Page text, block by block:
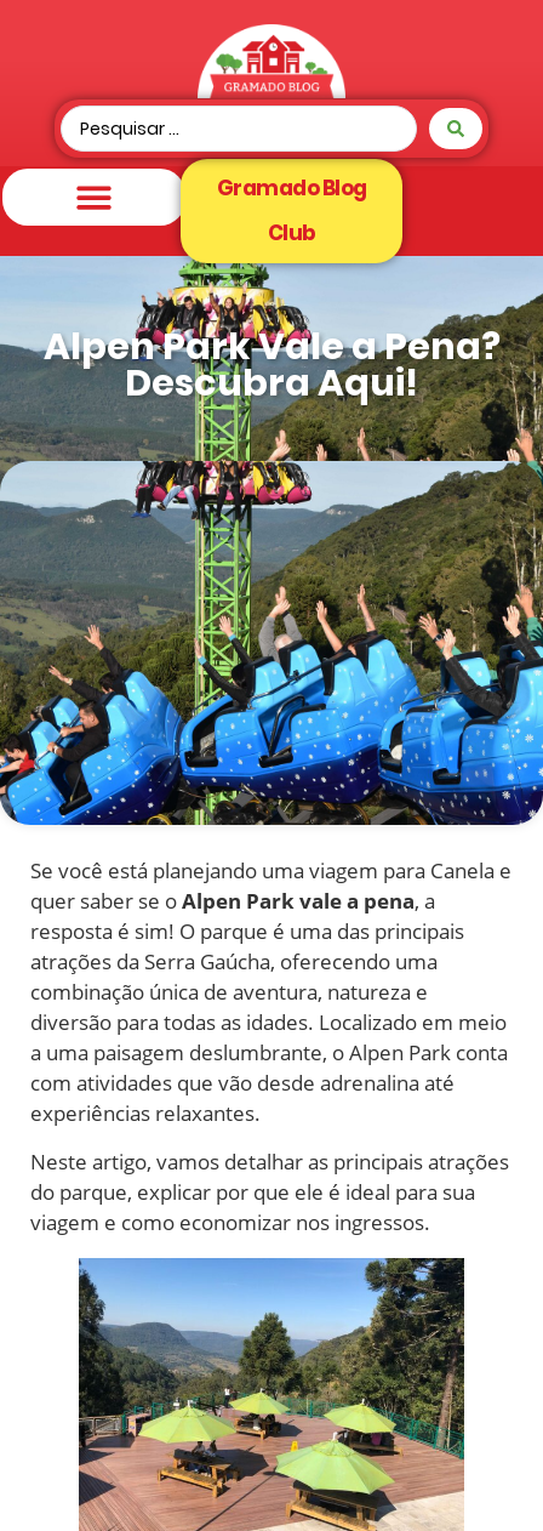
Gramado Blog
Club
Alpen Park Vale a Pena?
Descubra Aqui!
Se você está planejando uma viagem para Canela e
quer saber se oAlpen Park vale a pena, a
resposta é sim! O parque é uma das principais
atrações da Serra Gaúcha, oferecendo uma
combinação única de aventura, natureza e
diversão para todas as idades. Localizado em meio
a uma paisagem deslumbrante, o Alpen Park conta
com atividades que vão desde adrenalina até
experiências relaxantes.
Neste artigo, vamos detalhar as principais atrações
do parque, explicar por que ele é ideal para sua
viagem e como economizar nos ingressos.